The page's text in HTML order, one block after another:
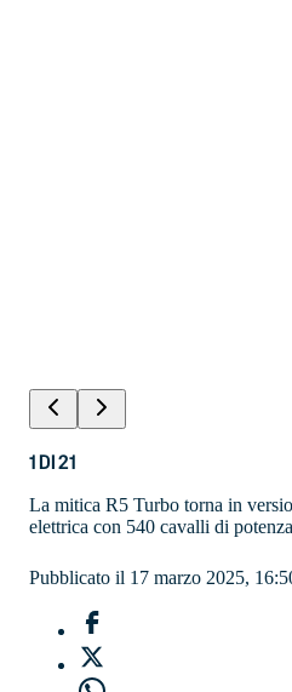
1DI21
La mitica R5 Turbo torna in
elettrica con 540 cavalli di potenza
Pubblicato il 17 marzo 2025,